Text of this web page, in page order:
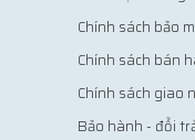
Chính sách bảo
Chính sách bán
Chính sách giao
Bảo hành - đổi